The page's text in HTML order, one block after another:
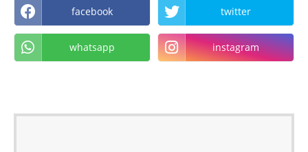
facebook twitter
whatsapp instagram